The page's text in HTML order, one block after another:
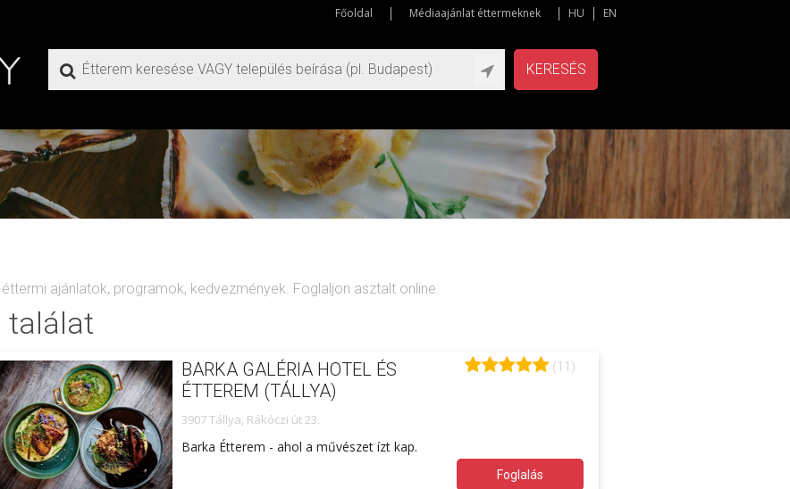
Főoldal Médiaajánlat éttermeknek HU EN
KERESÉS
ajánlatok, programok, kedvezmények. Foglaljon asztalt online.
találat
BARKA GALÉRIA HOTEL ÉS
ÉTTEREM (TÁLLYA)
3907 Tállya, Rákóczi út 23.
Barka Étterem - ahol a művészet ízt kap.
(11)
Foglalás